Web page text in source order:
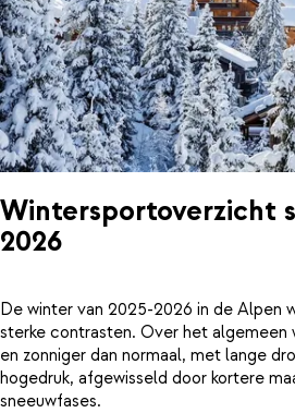
Wintersportoverzicht
2026
De winter van 2025-2026 in de Alpen
sterke contrasten. Over het algemeen
en zonniger dan normaal, met lange
hogedruk, afgewisseld door kortere
sneeuwfases.